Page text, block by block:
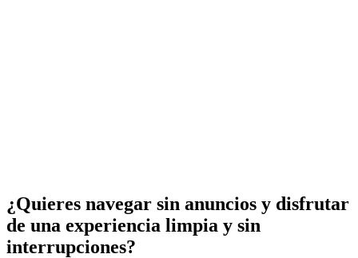
¿Quieres navegar sin anuncios y disfrutar
de una experiencia limpia y sin
interrupciones?